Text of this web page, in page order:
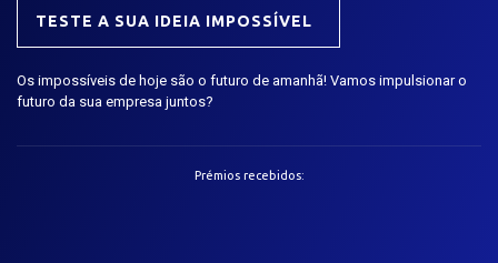
TESTE A SUA IDEIA IMPOSSÍVEL
Os impossíveis de hoje são o futuro de amanhã! Vamos impulsionar o
futuro da sua empresa juntos?
Prémios recebidos: